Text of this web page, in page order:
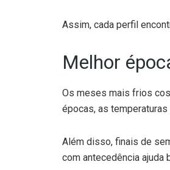
Assim, cada perfil
Melhor
Os meses mais frios
épocas, as
Além disso, finais de
com antecedência ajuda